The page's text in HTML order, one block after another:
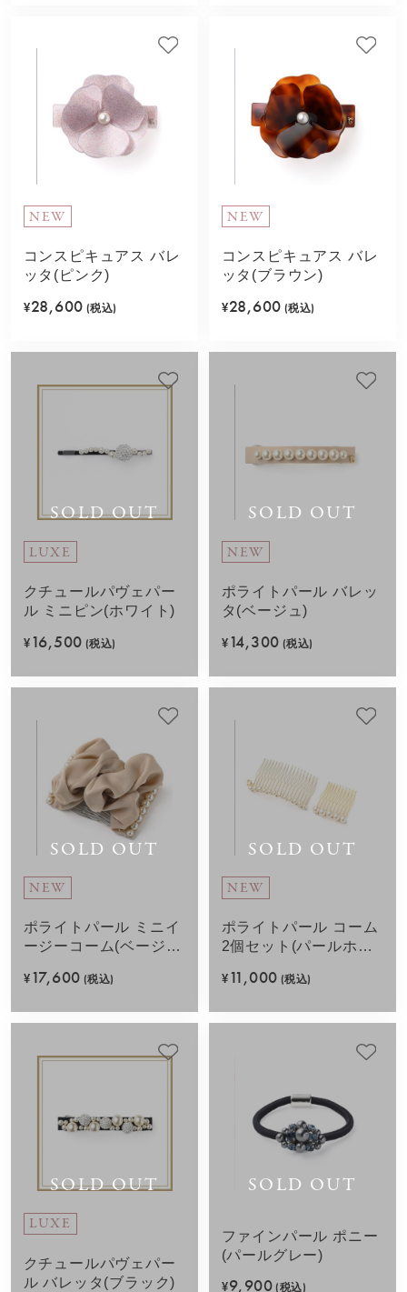
NEW
コンスピキュアス バレ
ッタ(ピンク)
¥28,600 (税込)
NEW
コンスピキュアス バレ
ッタ(ブラウン)
¥28,600 (税込)
SOLD OUT
LUXE
クチュールパヴェパー
ル ミニピン(ホワイト)
¥ 16,500 (税込)
SOLD OUT
NEW
ポライトパール バレッ
タ(ベージュ)
¥ 14,300 (税込)
SOLD OUT
NEW
ポライトパール ミニイ
ージーコーム(ベージ
¥ 17,600 (税込)
SOLD OUT
NEW
ポライトパール コーム
2個セット(パールホワ
¥ 11,000 (税込)
SOLD OUT
LUXE
クチュールパヴェパー
ル バレッタ(ブラック)
SOLD OUT
ファインパール ポニー
(パールグレー)
¥9,900 (税込)